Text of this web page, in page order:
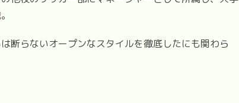
断らないオープンなスタイルを徹底したにも関わら